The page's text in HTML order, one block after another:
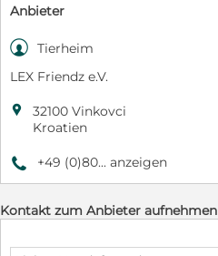
Anbieter
 Tierheim
LEX Friendz e.V.

32100 Vinkovci
Kroatien
9 +49 (0)80... anzeigen
Kontakt zum Anbieter aufnehmen